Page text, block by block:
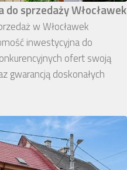
sprzedaży Włocławek
w Włocławek
inwestycyjna do
ofert swoją
gwarancją doskonałych